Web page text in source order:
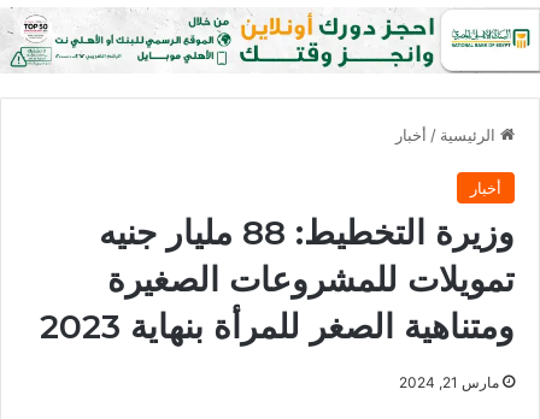
الرئيسية / أخبار
أخبار
وزيرة التخطيط: 88 مليار جنيه
تمويلات للمشروعات الصغيرة
ومتناهية الصغر للمرأة بنهاية 2023
مارس 21, 2024